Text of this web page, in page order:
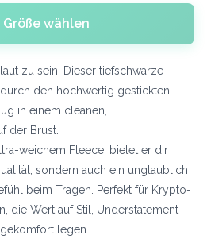
wählen
zu sein. Dieser tiefschwarze
den hochwertig gestickten
in einem cleanen,
der Brust.
weichem Fleece, bietet er dir
sondern auch ein unglaublich
beim Tragen. Perfekt für Krypto-
die Wert auf Stil, Understatement
legen.